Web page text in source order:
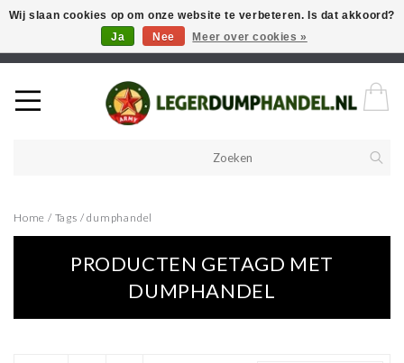
Welkom in onze webshop! Als u een product zoekt en deze niet kan
vinden in de webwinkel, neem vooral contact op!
Home / Tags /dumphandel
PRODUCTEN GETAGD MET
DUMPHANDEL
Wij slaan cookies op om onze website te verbeteren. Is dat akkoord?
Ja
Nee Meer over cookies »